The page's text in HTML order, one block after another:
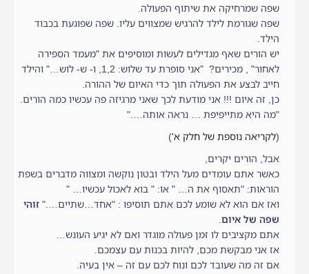
שפה שמרחיקה את שיתוף הפעולה.
שפה שגורמת לילד להרגיש שמצווים עליו. שפה שפוגעת בכבוד
הילד.
יש הורים שאף מגדילים לעשות ומוסיפים את "מעמד הספירה
לאחור" , מכירים? "אני סופרת עד שלוש: 1,2, ו- ש- לוש…" והילד
חייב לבצע את הפעולה תוך כדי האיום של ההורה.
כן, זה איום !!! אני מודעת לכך שאני מרגיזה פה עכשיו כמה הורים.
"מה היא מתייפיפת … נראה אותה…."
(לקריאה נוספת של חלק א')
אבל, הורים יקרים,
כאשר אתם עומדים מעל הילד ובטון נוקשה ומצווה מדברים בשפת
הוראות: "תאסוף את ה… " או: " בוא לאכול עכשיו… "
ואז אם הוא לא שומע לכם אתם תוסיפו : "אחד…שתיים…." זוהי
שפה של איום.
אתם מקציבים לו זמן פעולה מוגדר ואם לא יגיע העונש…
אז אני מבקשת מכם, להיות בכנות עם עצמכם.
אם זה מה שעובד לכם ונוח לכם עם זה – אין בעיה.